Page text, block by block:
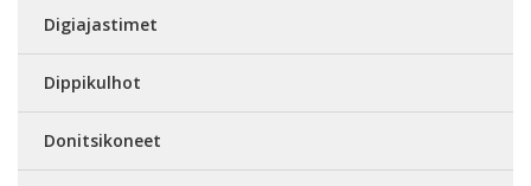
Digiajastimet
Dippikulhot
Donitsikoneet